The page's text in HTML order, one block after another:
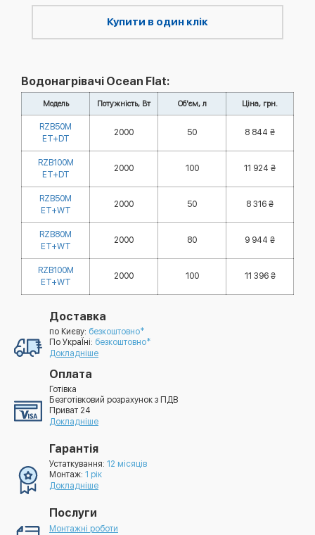
Купити в один клік
Водонагрівачі Ocean Flat:
Модель Потужність, Вт Об'єм, л Ціна, грн.
RZB50M
ET+DT
2000 50 8 844 ₴
RZB100M
ET+DT
2000 100 11 924 ₴
RZB50M
ET+WT
2000 50 8 316 ₴
RZB80M
ET+WT
2000 80 9 944 ₴
RZB100M
ET+WT
2000 100 11 396 ₴
Доставка
по Києву: безкоштовно*
По УкраЇні: безкоштовно*
Докладніше
Оплата
Готівка
Безготівковий розрахунок з ПДВ
Приват 24
Докладніше
Гарантія
Устаткування: 12 місяців
Монтаж: 1 рік
Докладніше
Послуги
Монтажні роботи